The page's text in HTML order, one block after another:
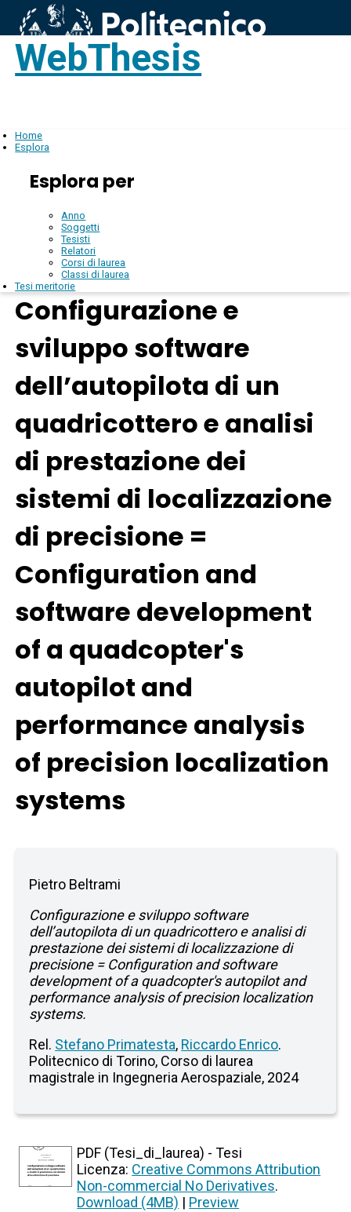
WebThesis
Home
Esplora
Esplora per
Anno
Soggetti
Tesisti
Relatori
Corsi di laurea
Classi di laurea
Tesi meritorie
Configurazione e
sviluppo software
dell’autopilota di un
quadricottero e analisi
di prestazione dei
sistemi di localizzazione
di precisione =
Configuration and
software development
of a quadcopter's
autopilot and
performance analysis
of precision localization
systems
Pietro Beltrami
Configurazione e sviluppo software
dell’autopilota di un quadricottero e analisi di
prestazione dei sistemi di localizzazione di
precisione = Configuration and software
development of a quadcopter's autopilot and
performance analysis of precision localization
systems.
Rel. Stefano Primatesta, Riccardo Enrico.
Politecnico di Torino, Corso di laurea
magistrale in Ingegneria Aerospaziale, 2024
PDF (Tesi_di_laurea) - Tesi
Licenza: Creative Commons Attribution
Non-commercial No Derivatives.
Download (4MB) | Preview